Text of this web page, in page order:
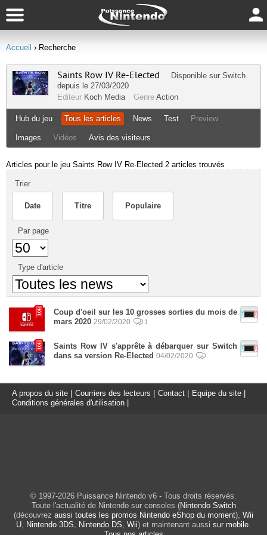
Accueil › Recherche
Saints Row IV Re-Elected Disponible sur Switch
depuis le 27/03/2020
Editeur Koch Media Genre Action
Hub du jeu Tous les articles News Test Preview
Images Vidéos Avis des visiteurs
Articles pour le jeu Saints Row IV Re-Elected 2 articles trouvés
Trier
Date Titre Populaire
Par page
Type d'article
Coup d'oeil sur les 10 grosses sorties du mois de
mars 2020 29/02/2020 1
Saints Row IV s'apprête à débarquer sur Switch
dans sa version Re-Elected 04/02/2020
A propos du site Courriers des lecteurs Contact Equipe du site
Conditions générales d'utilisation
© 1997-2026 Puissance Nintendo v6 - Tous droits réservés.
Toute l'actualité de Nintendo sur consoles (Nintendo Switch
(découvrez aussi toutes les promos Nintendo eShop du moment), Wii
U, Nintendo 3DS, Nintendo DS, Wii) et maintenant aussi sur mobile.